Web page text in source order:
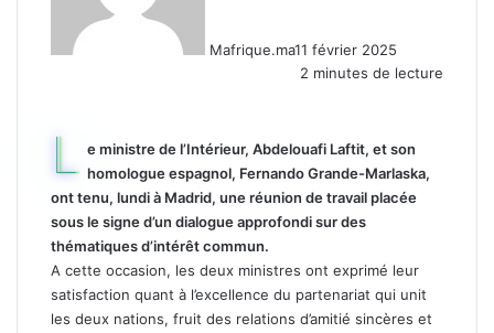
Mafrique.ma11 février 2025
2 minutes de lecture
L e ministre de l’Intérieur, Abdelouafi Laftit, et son
homologue espagnol, Fernando Grande-Marlaska,
ont tenu, lundi à Madrid, une réunion de travail placée
sous le signe d’un dialogue approfondi sur des
thématiques d’intérêt commun.
A cette occasion, les deux ministres ont exprimé leur
satisfaction quant à l’excellence du partenariat qui unit
les deux nations, fruit des relations d’amitié sincères et